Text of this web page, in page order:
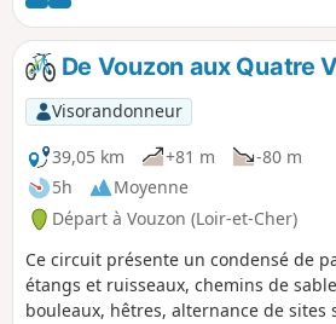
De Vouzon aux Quatre
Visorandonneur
39,05 km
+81 m
-80 m
5h
Moyenne
Départ à Vouzon (Loir-et-Cher)
Ce circuit présente un condensé de
étangs et ruisseaux, chemins de
bouleaux, hêtres, alternance de sites